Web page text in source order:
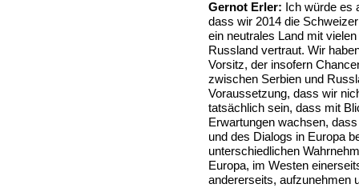
Gernot Erler: Ich würde es
dass wir 2014 die
ein neutrales Land mit
Russland vertraut. Wir
Vorsitz, der insofern
zwischen Serbien und
Voraussetzung, dass wir
tatsächlich sein, dass mit
Erwartungen wachsen,
und des Dialogs in Europa
unterschiedlichen
Europa, im Westen
andererseits, aufzunehmen